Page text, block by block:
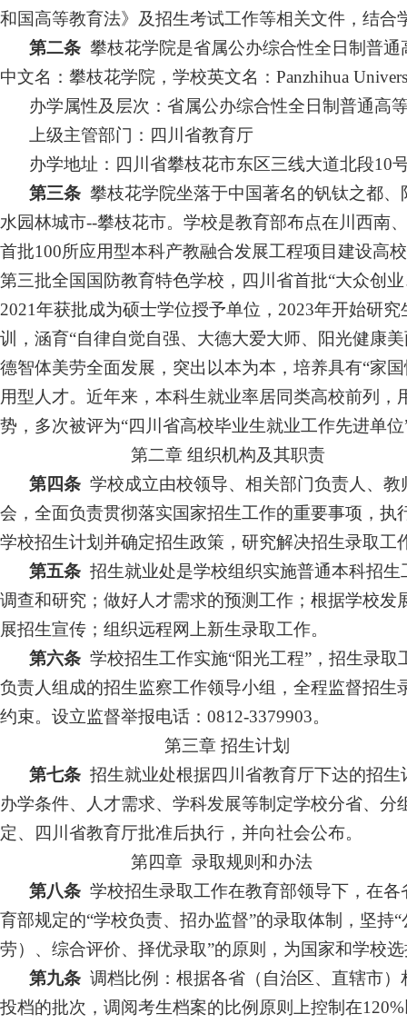
和国高等教育法》及招生考试工作等相关文件，结合
第二条 攀枝花学院是省属公办综合性全日制普
中文名：攀枝花学院，学校英文名： Panzhihua
办学属性及层次：省属公办综合性全日制普通高
上级主管部门：四川省教育厅
办学地址：四川省攀枝花市东区三线大道北段10
第三条 攀枝花学院坐落于中国著名的钒钛之都
水园林城市--攀枝花市。学校是教育部布点在川西南
首批100所应用型本科产教融合发展工程项目建设高
第三批全国国防教育特色学校，四川省首批“大众创
2021年获批成为硕士学位授予单位，2023年开始研
训，涵育“自律自觉自强、大德大爱大师、阳光健康
德智体美劳全面发展，突出以本为本，培养具有“家
用型人才。近年来，本科生就业率居同类高校前列
势，多次被评为“四川省高校毕业生就业工作先进单位
第二章 组织机构及其职责
第四条 学校成立由校领导、相关部门负责人、
会，全面负责贯彻落实国家招生工作的重要事项 ，
学校招生计划并确定招生政策，研究解决招生录取工
第五条 招生就业处是学校组织实施普通本科招生
调查和研究；做好人才需求的预测工作；根据学校
展招生宣传；组织远程网上新生录取工作。
第六条 学校招生工作实施“阳光工程”，招生录
负责人组成的招生监察工作领导小组，全程监督招
约束。设立监督举报电话：0812-3379903。
第三章 招生计划
第七条 招生就业处根据四川省教育厅下达的招
办学条件、人才需求、学科发展等制定学校分省、
定、四川省教育厅批准后执行，并向社会公布。
第四章 录取规则和办法
第八条 学校招生录取工作在教育部领导下，在
育部规定的“学校负责、招办监督”的录取体制，坚
劳）、综合评价、择优录取”的原则，为国家和学校
第九条 调档比例：根据各省（自治区、直辖市
投档的批次，调阅考生档案的比例原则上控制在